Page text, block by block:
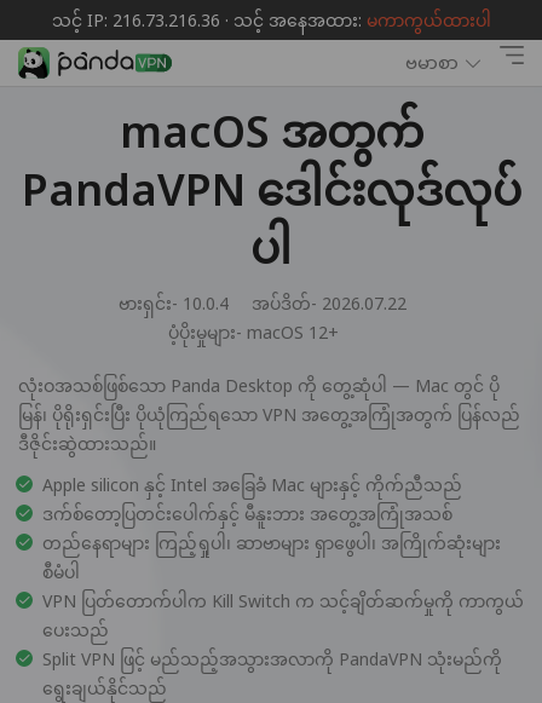
သင့် IP: 216.73.216.36 · သင့် အနေအထား: မကာကွယ်ထားပါ
ဗမာစာ
macOS အတွက်
PandaVPN ဒေါင်းလုဒ်လုပ်
ပါ
ဗားရှင်း- 10.0.4
အပ်ဒိတ်- 2026.07.22
ပံ့ပိုးမှုများ- macOS 12+
လုံးဝအသစ်ဖြစ်သော Panda Desktop ကို တွေ့ဆုံပါ — Mac တွင် ပို
မြန်၊ ပိုရိုးရှင်းပြီး ပိုယုံကြည်ရသော VPN အတွေ့အကြုံအတွက် ပြန်လည်
ဒီဇိုင်းဆွဲထားသည်။
Apple silicon နှင့် Intel အခြေခံ Mac များနှင့် ကိုက်ညီသည်
ဒက်စ်တော့ပြတင်းပေါက်နှင့် မီနူးဘား အတွေ့အကြုံအသစ်
တည်နေရာများ ကြည့်ရှုပါ၊ ဆာဗာများ ရှာဖွေပါ၊ အကြိုက်ဆုံးများ
စီမံပါ
VPN ပြတ်တောက်ပါက Kill Switch က သင့်ချိတ်ဆက်မှုကို ကာကွယ်
ပေးသည်
Split VPN ဖြင့် မည်သည့်အသွားအလာကို PandaVPN သုံးမည်ကို
ရွေးချယ်နိုင်သည်